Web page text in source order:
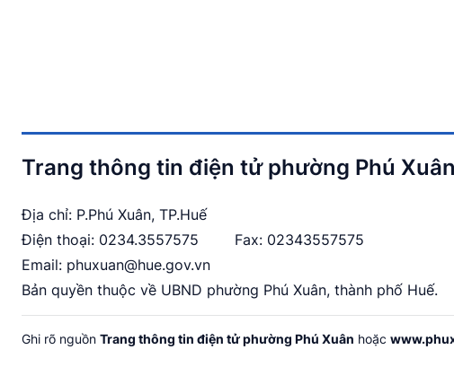
Trang thông tin điện tử phường Phú Xuân
Địa chỉ: P.Phú Xuân, TP.Huế
Điện thoại: 0234.3557575
Fax: 02343557575
Email: phuxuan@hue.gov.vn
Bản quyền thuộc về UBND phường Phú Xuân, thành phố Huế.
Ghi rõ nguồn Trang thông tin điện tử phường Phú Xuân hoặc